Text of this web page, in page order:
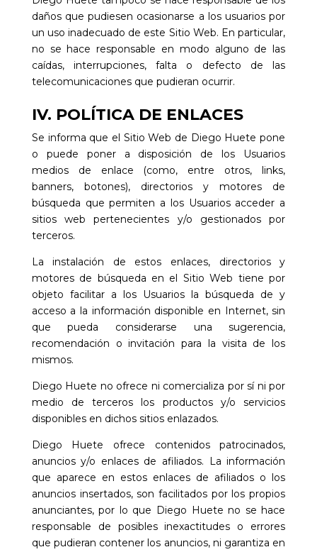
daños que pudiesen ocasionarse a los usuarios por
un uso inadecuado de este Sitio Web. En particular,
no se hace responsable en modo alguno de las
caídas, interrupciones, falta o defecto de las
telecomunicaciones que pudieran ocurrir.
IV. POLÍTICA DE ENLACES
Se informa que el Sitio Web de Diego Huete pone
o puede poner a disposición de los Usuarios
medios de enlace (como, entre otros, links,
banners, botones), directorios y motores de
búsqueda que permiten a los Usuarios acceder a
sitios web pertenecientes y/o gestionados por
terceros.
La instalación de estos enlaces, directorios y
motores de búsqueda en el Sitio Web tiene por
objeto facilitar a los Usuarios la búsqueda de y
acceso a la información disponible en Internet, sin
que pueda considerarse una sugerencia,
recomendación o invitación para la visita de los
mismos.
Diego Huete no ofrece ni comercializa por sí ni por
medio de terceros los productos y/o servicios
disponibles en dichos sitios enlazados.
Diego Huete ofrece contenidos patrocinados,
anuncios y/o enlaces de afiliados. La información
que aparece en estos enlaces de afiliados o los
anuncios insertados, son facilitados por los propios
anunciantes, por lo que Diego Huete no se hace
responsable de posibles inexactitudes o errores
que pudieran contener los anuncios, ni garantiza en